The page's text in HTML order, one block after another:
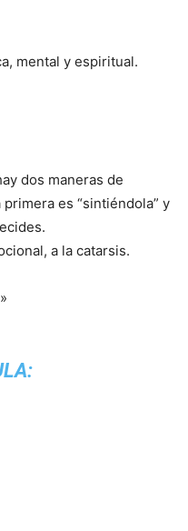
mental y espiritual.
dos maneras de
es “sintiéndola” y
a la catarsis.